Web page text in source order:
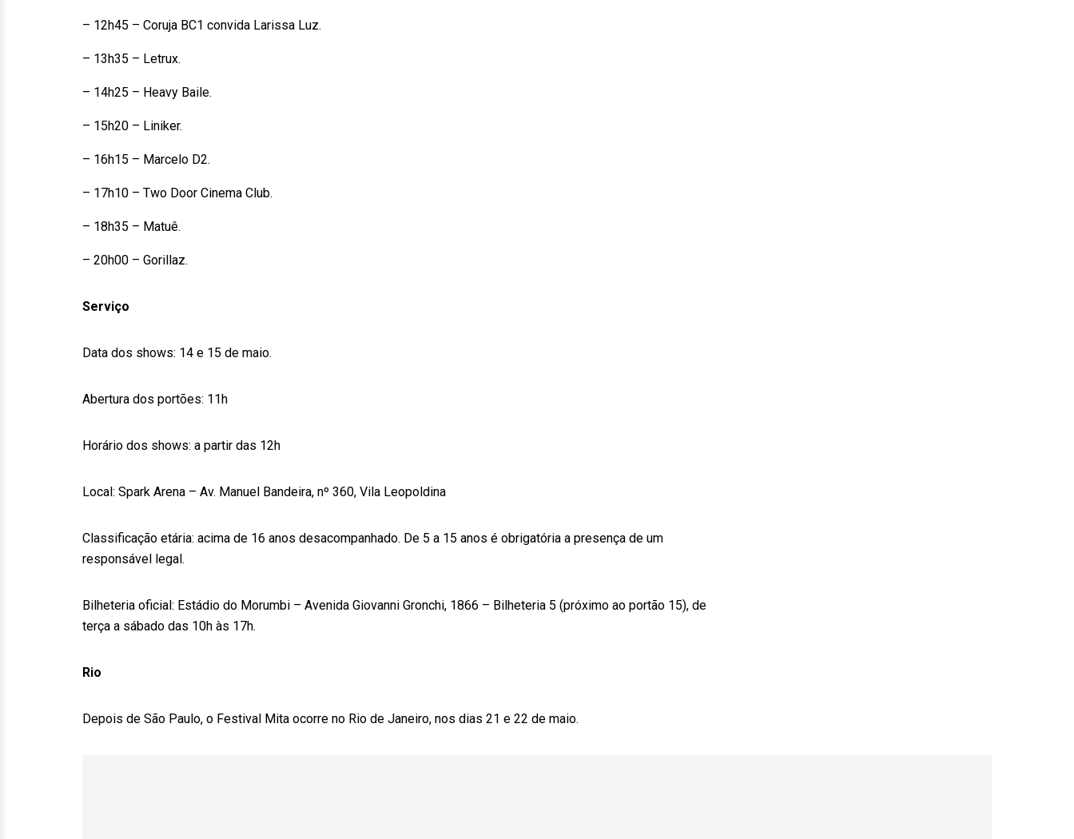
– 12h45 – Coruja BC1 convida Larissa Luz.
– 13h35 – Letrux.
– 14h25 – Heavy Baile.
– 15h20 – Liniker.
– 16h15 – Marcelo D2.
– 17h10 – Two Door Cinema Club.
– 18h35 – Matuê.
– 20h00 – Gorillaz.
Serviço
Data dos shows: 14 e 15 de maio.
Abertura dos portões: 11h
Horário dos shows: a partir das 12h
Local: Spark Arena – Av. Manuel Bandeira, nº 360, Vila Leopoldina
Classificação etária: acima de 16 anos desacompanhado. De 5 a 15 anos é obrigatória a presença de um
responsável legal.
Bilheteria oficial: Estádio do Morumbi – Avenida Giovanni Gronchi, 1866 – Bilheteria 5 (próximo ao portão 15), de
terça a sábado das 10h às 17h.
Rio
Depois de São Paulo, o Festival Mita ocorre no Rio de Janeiro, nos dias 21 e 22 de maio.